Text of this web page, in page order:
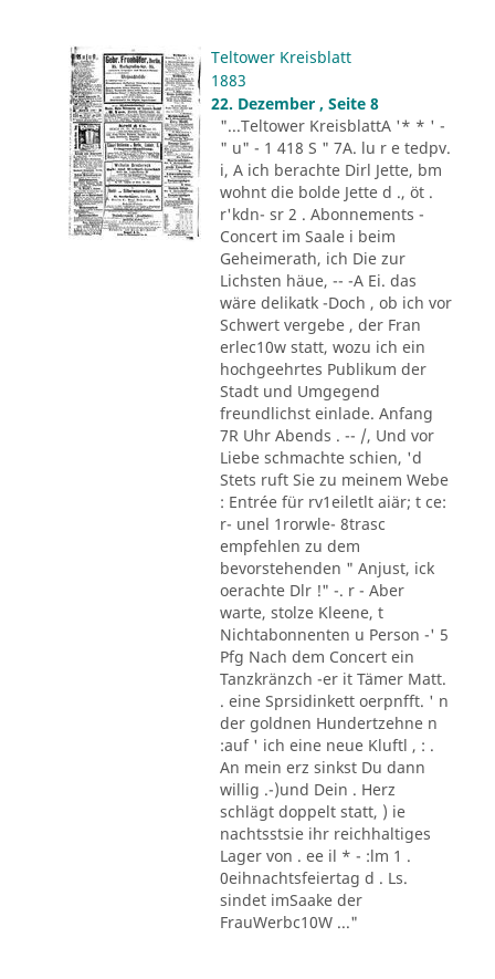
Teltower Kreisblatt
1883
22. Dezember , Seite 8
"...Teltower KreisblattA '* * ' -
" u" - 1 418 S " 7A. lu r e tedpv.
i, A ich berachte Dirl Jette, bm
wohnt die bolde Jette d ., öt .
r'kdn- sr 2 . Abonnements -
Concert im Saale i beim
Geheimerath, ich Die zur
Lichsten häue, -- -A Ei. das
wäre delikatk -Doch , ob ich vor
Schwert vergebe , der Fran
erlec10w statt, wozu ich ein
hochgeehrtes Publikum der
Stadt und Umgegend
freundlichst einlade. Anfang
7R Uhr Abends . -- /, Und vor
Liebe schmachte schien, 'd
Stets ruft Sie zu meinem Webe
: Entrée für rv1eiletlt aiär; t ce:
r- unel 1rorwle- 8trasc
empfehlen zu dem
bevorstehenden " Anjust, ick
oerachte Dlr !" -. r - Aber
warte, stolze Kleene, t
Nichtabonnenten u Person -' 5
Pfg Nach dem Concert ein
Tanzkränzch -er it Tämer Matt.
. eine Sprsidinkett oerpnfft. ' n
der goldnen Hundertzehne n
:auf ' ich eine neue Kluftl , : .
An mein erz sinkst Du dann
willig .-)und Dein . Herz
schlägt doppelt statt, ) ie
nachtsstsie ihr reichhaltiges
Lager von . ee il * - :lm 1 .
0eihnachtsfeiertag d . Ls.
sindet imSaake der
FrauWerbc10W ..."